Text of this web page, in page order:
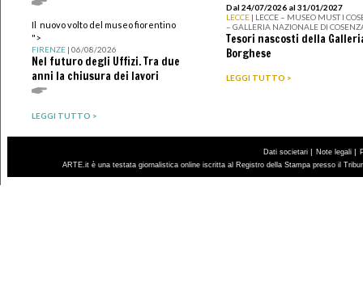
Il nuovo volto del museo fiorentino
">
FIRENZE| 06/08/2026
Nel futuro degli Uffizi. Tra due
anni la chiusura dei lavori
LEGGI TUTTO >
Dal 24/07/2026 al 31/01/2027
LECCE | LECCE – MUSEO MUST I
– GALLERIA NAZIONALE DI
Tesori nascosti della
Borghese
LEGGI TUTTO >
Dati societari | Note legali |
ARTE.it è una testata giornalistica online iscritta al Registro della Stampa presso il